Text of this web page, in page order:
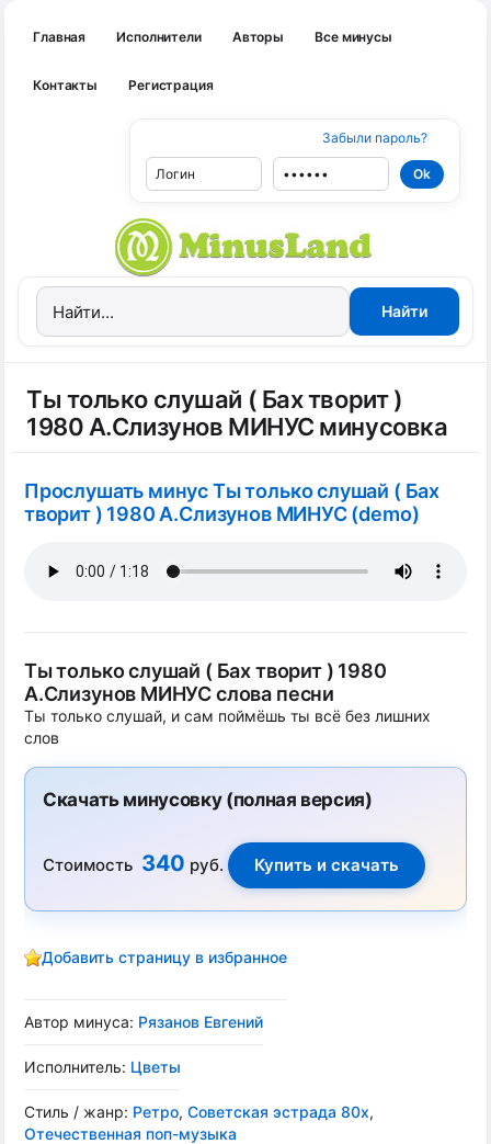
Главная Исполнители Авторы Все минусы
Контакты Регистрация
Забыли пароль?
Ты только слушай ( Бах творит )
1980 А.Слизунов МИНУС минусовка
Прослушать минус Ты только слушай ( Бах
творит ) 1980 А.Слизунов МИНУС (demo)
Ты только слушай ( Бах творит ) 1980
А.Слизунов МИНУС слова песни
Ты только слушай, и сам поймёшь ты всё без лишних
слов
Скачать минусовку (полная версия)
Стоимость 340 руб.
Добавить страницу в избранное
Автор минуса: Рязанов Евгений
Исполнитель: Цветы
Стиль / жанр: Ретро, Советская эстрада 80х,
Отечественная поп-музыка